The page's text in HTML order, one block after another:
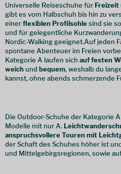
Universelle Reiseschuhe für Freizeit
gibt es vom Halbschuh bis hin zu
einerflexiblen Profilsohlesind sie
und für gelegentliche
Nordic-Walking geeignet.Auf jeden
spontane Abenteuer im Freien
Kategorie A laufen sich auf festen
weich und bequem, weshalb du
kannst, ohne abends schmerzende
Die Outdoor-Schuhe der Kategorie
Modelle mit nur A.
anspruchsvollere Touren mit
der Schaft des Schuhes höher ist
und Mittelgebirgsregionen, sowie